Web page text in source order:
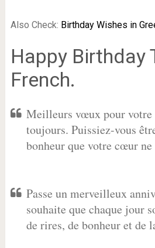
Also Check: Birthday Wishes in
Happy Birthday
French.
Meilleurs vœux pour votre
toujours. Puissiez-vous
bonheur que votre cœur
Passe un merveilleux
souhaite que chaque jour
de rires, de bonheur et de